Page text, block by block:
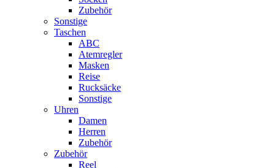
Zubehör
Sonstige
Taschen
ABC
Atemregler
Masken
Reise
Rucksäcke
Sonstige
Uhren
Damen
Herren
Zubehör
Zubehör
Reel